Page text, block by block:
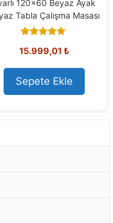
120×60 Beyaz Ayak
Tabla Çalışma Masası
out of 5
15.999,01 ₺
Sepete Ekle